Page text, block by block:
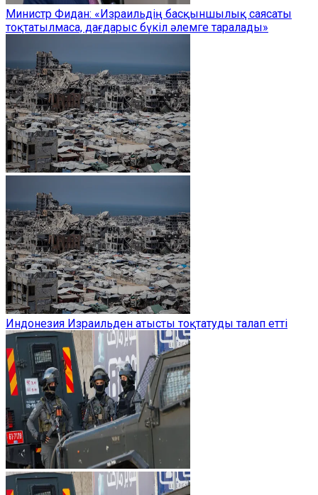
Министр Фидан: «Израильдің басқыншылық саясаты
тоқтатылмаса, дағдарыс бүкіл әлемге таралады»
Индонезия Израильден атысты тоқтатуды талап етті